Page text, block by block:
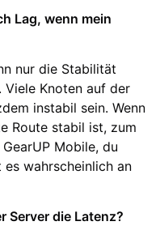
Lag, wenn mein
nur die Stabilität
Viele Knoten auf der
instabil sein. Wenn
Route stabil ist, zum
Mobile, du
wahrscheinlich an
Server die Latenz?